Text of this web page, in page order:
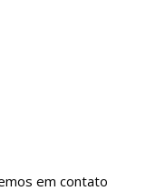
em contato